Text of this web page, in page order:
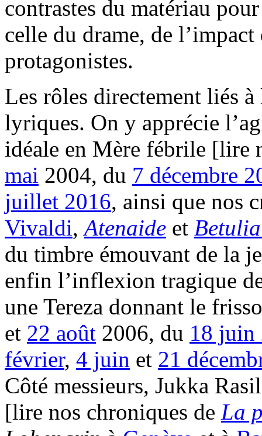
contrastes du matériau
celle du drame, de
protagonistes.
Les rôles directement liés
lyriques. On y apprécie
idéale en Mère fébrile [lire
mai 2004, du 7 décembre
juillet 2016, ainsi que nos
Vivaldi,Atenaide et
du timbre émouvant de la
enfin l’inflexion tragique
une Tereza donnant le
et 22 août 2006, du 18 juin
février, 4 juin et 21
Côté messieurs, Jukka
[lire nos chroniques de La